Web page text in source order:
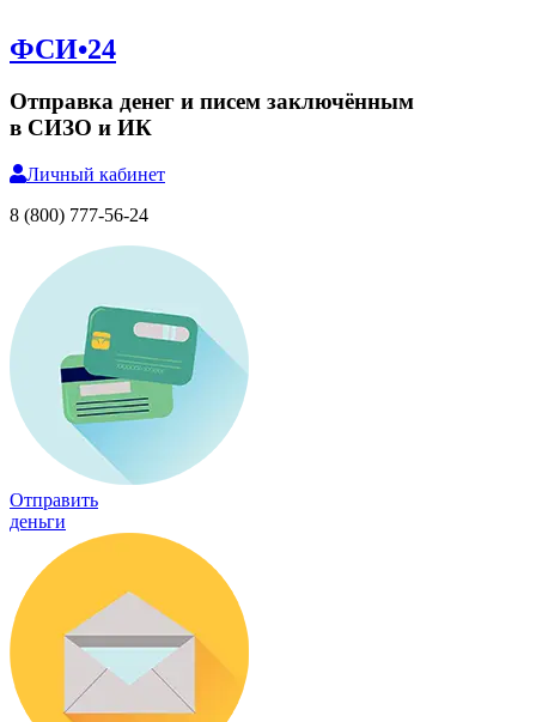
ФСИ•24
Отправка денег и писем заключённым
в СИЗО и ИК
Личный кабинет
8 (800) 777-56-24
Отправить
деньги